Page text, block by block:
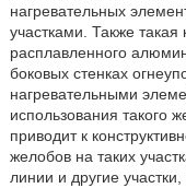
нагревательных
участками. Также
расплавленного
боковых стенках
нагревательными
использования такого
приводит к
желобов на таких
линии и другие